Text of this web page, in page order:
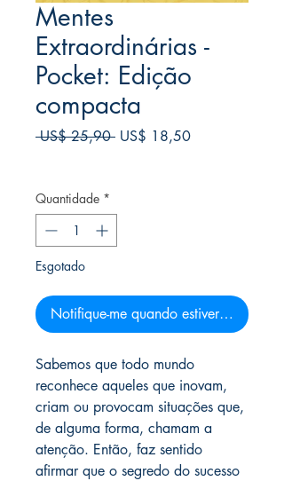
Mentes
Extraordinárias -
Pocket: Edição
compacta
US$ 25,90 Preço
US$ 18,50Preço
Quantidade *
Esgotado
Notifique-me quando estiver disponível
Sabemos que todo mundo
reconhece aqueles que inovam,
criam ou provocam situações que,
de alguma forma, chamam a
atenção. Então, faz sentido
afirmar que o segredo do sucesso